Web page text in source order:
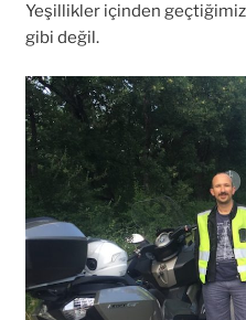
Yeşillikler içinden
gibi değil.